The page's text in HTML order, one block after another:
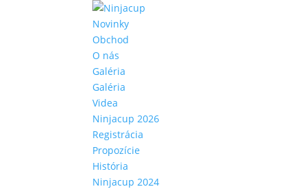
Novinky
Obchod
O nás
Galéria
Galéria
Videa
Ninjacup 2026
Registrácia
Propozície
História
Ninjacup 2024